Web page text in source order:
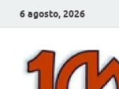
6 agosto, 2026